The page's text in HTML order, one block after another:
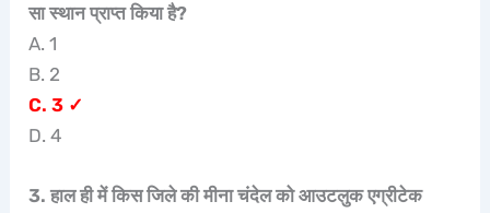
सा स्थान प्राप्त किया है?
A. 1
B. 2
C. 3 ✓
D. 4
3. हाल ही में किस जिले की मीना चंदेल को आउटलुक एग्रीटेक